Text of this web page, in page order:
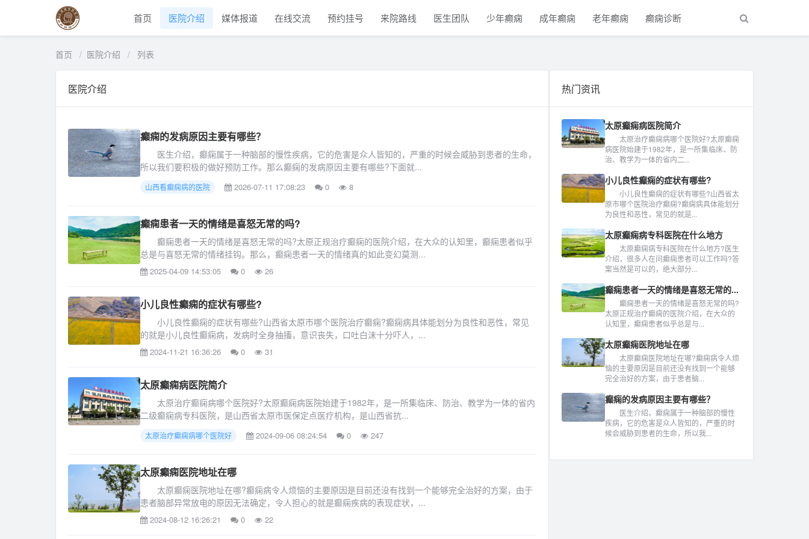
首页 医院介绍 媒体报道 在线交流 预约挂号 来院路线 医生团队 少年癫痫 成年癫痫 老年癫痫 癫痫诊断
首页 / 医院介绍 / 列表
医院介绍
癫痫的发病原因主要有哪些？
医生介绍，癫痫属于一种脑部的慢性疾病，它的危害是众人皆知的，严重的时候会威胁到患者的生命，
所以我们要积极的做好预防工作。那么癫痫的发病原因主要有哪些?下面就...
山西看癫痫病的医院 2026-07-11 17:08:23 0 8
癫痫患者一天的情绪是喜怒无常的吗?
癫痫患者一天的情绪是喜怒无常的吗?太原正规治疗癫痫的医院介绍，在大众的认知里，癫痫患者似乎
总是与喜怒无常的情绪挂钩。那么，癫痫患者一天的情绪真的如此变幻莫测...
2025-04-09 14:53:05 0 26
小儿良性癫痫的症状有哪些?
小儿良性癫痫的症状有哪些?山西省太原市哪个医院治疗癫痫?癫痫病具体能划分为良性和恶性，常见
的就是小儿良性癫痫病，发病时全身抽搐，意识丧失，口吐白沫十分吓人，...
2024-11-21 16:36:26 0 31
太原癫痫病医院简介
太原治疗癫痫病哪个医院好?太原癫痫病医院始建于1982年，是一所集临床、防治、教学为一体的省内
二级癫痫病专科医院，是山西省太原市医保定点医疗机构，是山西省抗...
太原治疗癫痫病哪个医院好 2024-09-06 08:24:54 0 247
太原癫痫医院地址在哪
太原癫痫医院地址在哪?癫痫病令人烦恼的主要原因是目前还没有找到一个能够完全治好的方案，由于
患者脑部异常放电的原因无法确定，令人担心的就是癫痫疾病的表现症状，...
2024-08-12 16:26:21 0 22
热门资讯
太原癫痫病医院简介
太原治疗癫痫病哪个医院好?太原癫痫
病医院始建于1982年，是一所集临床、防
治、教学为一体的省内二...
小儿良性癫痫的症状有哪些?
小儿良性癫痫的症状有哪些?山西省太
原市哪个医院治疗癫痫?癫痫病具体能划分
为良性和恶性，常见的就是...
太原癫痫病专科医院在什么地方
太原癫痫病专科医院在什么地方?医生
介绍，很多人在问癫痫患者可以工作吗?答
案当然是可以的，绝大部分...
癫痫患者一天的情绪是喜怒无常的...
癫痫患者一天的情绪是喜怒无常的吗?
太原正规治疗癫痫的医院介绍，在大众的
认知里，癫痫患者似乎总是与...
太原癫痫医院地址在哪
太原癫痫医院地址在哪?癫痫病令人烦
恼的主要原因是目前还没有找到一个能够
完全治好的方案，由于患者脑...
癫痫的发病原因主要有哪些？
医生介绍，癫痫属于一种脑部的慢性
疾病，它的危害是众人皆知的，严重的时
候会威胁到患者的生命，所以我...